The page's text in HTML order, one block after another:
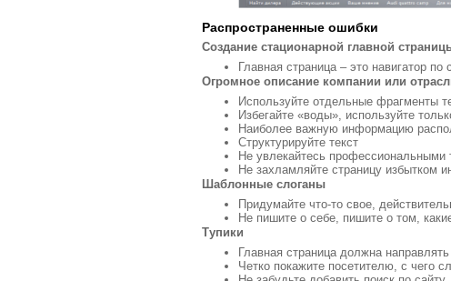
Распространенные ошибки
Создание стационарной главной
Главная страница – это навигатор
Огромное описание компании или
Используйте отдельные фрагменты
Избегайте «воды», используйте
Наиболее важную информацию
Структурируйте текст
Не увлекайтесь профессиональными
Не захламляйте страницу избытком
Шаблонные слоганы
Придумайте что-то свое,
Не пишите о себе, пишите о том,
Тупики
Главная страница должна
Четко покажите посетителю, с чего